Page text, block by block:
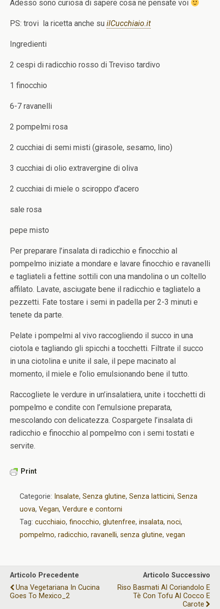
Adesso sono curiosa di sapere cosa ne pensate voi
PS: trovi la ricetta anche su ilCucchiaio.it
Ingredienti
2 cespi di radicchio rosso di Treviso tardivo
1 finocchio
6-7 ravanelli
2 pompelmi rosa
2 cucchiai di semi misti (girasole, sesamo, lino)
3 cucchiai di olio extravergine di oliva
2 cucchiai di miele o sciroppo d’acero
sale rosa
pepe misto
Per preparare l’insalata di radicchio e finocchio al
pompelmo iniziate a mondare e lavare finocchio e ravanelli
e tagliateli a fettine sottili con una mandolina o un coltello
affilato. Lavate, asciugate bene il radicchio e tagliatelo a
pezzetti. Fate tostare i semi in padella per 2-3 minuti e
tenete da parte.
Pelate i pompelmi al vivo raccogliendo il succo in una
ciotola e tagliando gli spicchi a tocchetti. Filtrate il succo
in una ciotolina e unite il sale, il pepe macinato al
momento, il miele e l’olio emulsionando bene il tutto.
Raccogliete le verdure in un’insalatiera, unite i tocchetti di
pompelmo e condite con l’emulsione preparata,
mescolando con delicatezza. Cospargete l’insalata di
radicchio e finocchio al pompelmo con i semi tostati e
servite.
Print
Categorie: Insalate, Senza glutine, Senza latticini, Senza
uova, Vegan, Verdure e contorni
Tag: cucchiaio, finocchio, glutenfree, insalata, noci,
pompelmo, radicchio, ravanelli, senza glutine, vegan
Articolo Precedente
Una Vegetariana In Cucina
Goes To Mexico_2
Articolo Successivo
Riso Basmati Al Coriandolo E
Tè Con Tofu Al Cocco E
Carote